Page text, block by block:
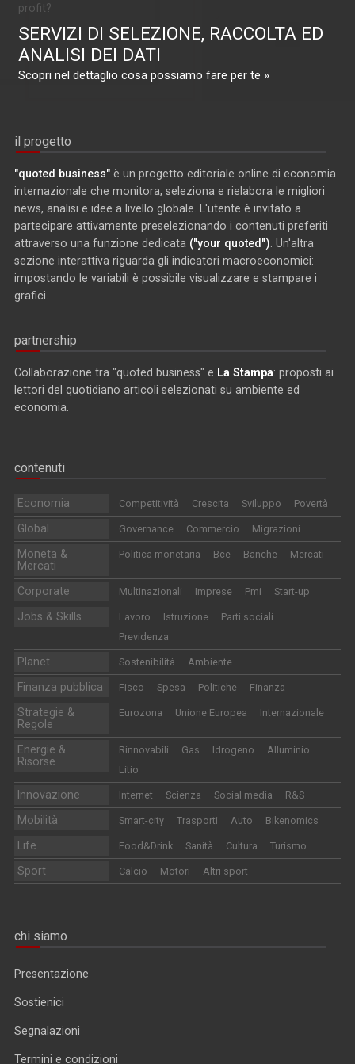
profit?
SERVIZI DI SELEZIONE, RACCOLTA ED
ANALISI DEI DATI
Scopri nel dettaglio cosa possiamo fare per te »
il progetto
"quoted business" è un progetto editoriale online di economia
internazionale che monitora, seleziona e rielabora le migliori
news, analisi e idee a livello globale. L'utente è invitato a
partecipare attivamente preselezionando i contenuti preferiti
attraverso una funzione dedicata ("your quoted") . Un'altra
sezione interattiva riguarda gli indicatori macroeconomici:
impostando le variabili è possibile visualizzare e stampare i
grafici.
partnership
Collaborazione tra "quoted business" e La Stampa: proposti ai
lettori del quotidiano articoli selezionati su ambiente ed
economia.
contenuti
Economia Competitività Crescita Sviluppo Povertà
Global Governance Commercio Migrazioni
Moneta &
Mercati
Politica monetaria Bce Banche Mercati
Corporate Multinazionali Imprese Pmi Start-up
Jobs & Skills Lavoro Istruzione
Parti sociali
Previdenza
Planet Sostenibilità Ambiente
Finanza pubblica Fisco Spesa Politiche Finanza
Strategie &
Regole
Eurozona Unione Europea Internazionale
Energie &
Risorse
Rinnovabili Gas Idrogeno
Alluminio
Litio
Innovazione Internet Scienza Social media R&S
Mobilità Smart-city Trasporti Auto Bikenomics
Life Food&Drink Sanità Cultura Turismo
Sport Calcio Motori Altri sport
chi siamo
Presentazione
Sostienici
Segnalazioni
Termini e condizioni